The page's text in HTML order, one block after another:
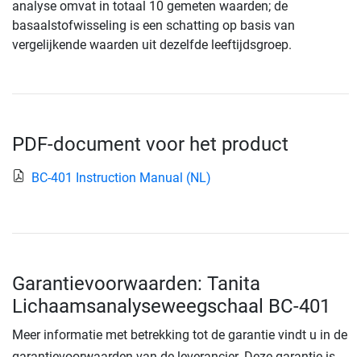
analyse omvat in totaal 10 gemeten waarden; de
basaalstofwisseling is een schatting op basis van
vergelijkende waarden uit dezelfde leeftijdsgroep.
PDF-document voor het product
BC-401 Instruction Manual (NL)
Garantievoorwaarden: Tanita
Lichaamsanalyseweegschaal BC-401
Meer informatie met betrekking tot de garantie vindt u in de